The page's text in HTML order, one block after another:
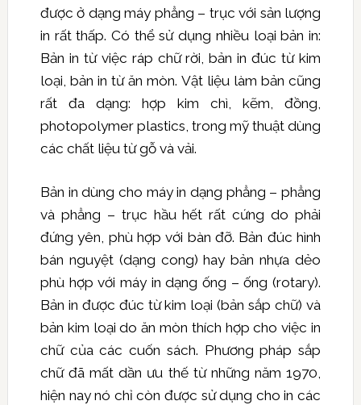
được ở dạng máy phẳng – trục với sản lượng
in rất thấp. Có thể sử dụng nhiều loại bản in:
Bản in từ việc ráp chữ rời, bản in đúc từ kim
loại, bản in từ ăn mòn. Vật liệu làm bản cũng
rất đa dạng: hợp kim chì, kẽm, đồng,
photopolymer plastics, trong mỹ thuật dùng
các chất liệu từ gỗ và vải.
Bản in dùng cho máy in dạng phẳng – phẳng
và phẳng – trục hầu hết rất cứng do phải
đứng yên, phù hợp với bàn đỡ. Bản đúc hình
bán nguyệt (dạng cong) hay bản nhựa dẻo
phù hợp với máy in dạng ống – ống (rotary).
Bản in được đúc từ kim loại (bản sắp chữ) và
bản kim loại do ăn mòn thích hợp cho việc in
chữ của các cuốn sách. Phương pháp sắp
chữ đã mất dần ưu thế từ những năm 1970,
hiện nay nó chỉ còn được sử dụng cho in các